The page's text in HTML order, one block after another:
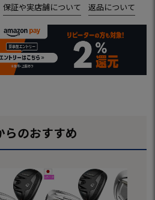
保証や実店舗について 返品について
らのおすすめ